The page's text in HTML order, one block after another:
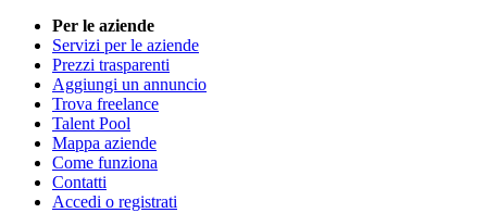
Per le aziende
Servizi per le aziende
Prezzi trasparenti
Aggiungi un annuncio
Trova freelance
Talent Pool
Mappa aziende
Come funziona
Contatti
Accedi o registrati